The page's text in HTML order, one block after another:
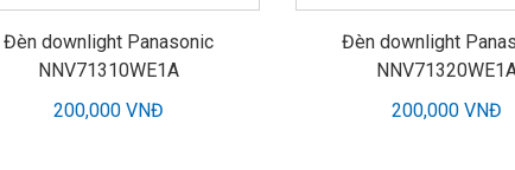
Đèn downlight Panasonic
NNV71310WE1A
200,000 VNĐ
Đèn downlight
200,000 VNĐ